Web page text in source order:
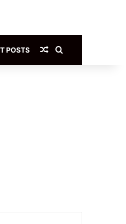
POSTS Article Aléatoire